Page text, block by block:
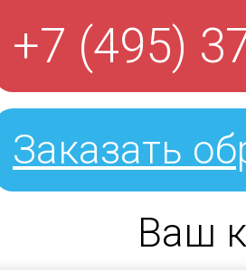
+7 (495)
Заказать
Ваш